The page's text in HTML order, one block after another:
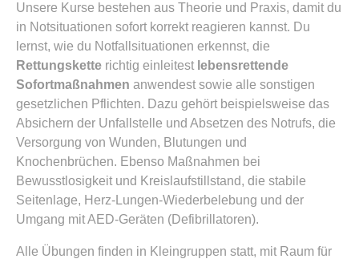
Unsere Kurse bestehen aus Theorie und Praxis, damit du
in Notsituationen sofort korrekt reagieren kannst. Du
lernst, wie du Notfallsituationen erkennst, die
Rettungskette richtig einleitest lebensrettende
Sofortmaßnahmen anwendest sowie alle sonstigen
gesetzlichen Pflichten. Dazu gehört beispielsweise das
Absichern der Unfallstelle und Absetzen des Notrufs, die
Versorgung von Wunden, Blutungen und
Knochenbrüchen. Ebenso Maßnahmen bei
Bewusstlosigkeit und Kreislaufstillstand, die stabile
Seitenlage, Herz-Lungen-Wiederbelebung und der
Umgang mit AED-Geräten (Defibrillatoren).
Alle Übungen finden in Kleingruppen statt, mit Raum für